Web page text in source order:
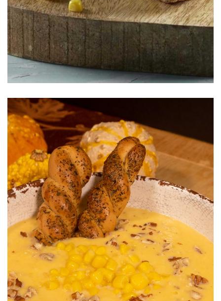
Crema de Calabaza y Elotes SyW